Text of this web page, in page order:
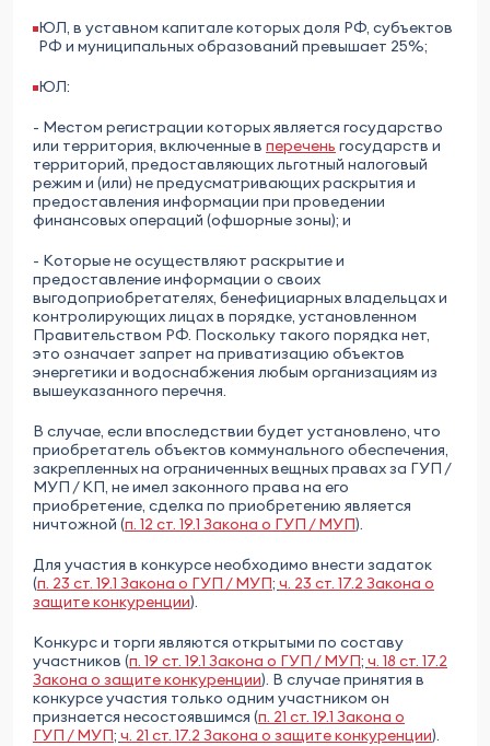
ЮЛ, в уставном капитале которых доля РФ, субъектов
РФ и муниципальных образований превышает 25%;
ЮЛ:
- Местом регистрации которых является государство
или территория, включенные в перечень государств и
территорий, предоставляющих льготный налоговый
режим и (или) не предусматривающих раскрытия и
предоставления информации при проведении
финансовых операций (офшорные зоны); и
- Которые не осуществляют раскрытие и
предоставление информации о своих
выгодоприобретателях, бенефициарных владельцах и
контролирующих лицах в порядке, установленном
Правительством РФ. Поскольку такого порядка нет,
это означает запрет на приватизацию объектов
энергетики и водоснабжения любым организациям из
вышеуказанного перечня.
В случае, если впоследствии будет установлено, что
приобретатель объектов коммунального обеспечения,
закрепленных на ограниченных вещных правах за ГУП /
МУП / КП, не имел законного права на его
приобретение, сделка по приобретению является
ничтожной (п. 12 ст. 19.1 Закона о ГУП / МУП).
Для участия в конкурсе необходимо внести задаток
(п. 23 ст. 19.1 Закона о ГУП / МУП; ч. 23 ст. 17.2 Закона о
защите конкуренции).
Конкурс и торги являются открытыми по составу
участников (п. 19 ст. 19.1 Закона о ГУП / МУП; ч. 18 ст. 17.2
Закона о защите конкуренции). В случае принятия в
конкурсе участия только одним участником он
признается несостоявшимся (п. 21 ст. 19.1 Закона о
ГУП / МУП; ч. 21 ст. 17.2 Закона о защите конкуренции).